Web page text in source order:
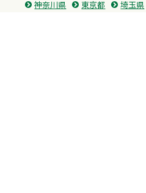
神奈川県 東京都 埼玉県